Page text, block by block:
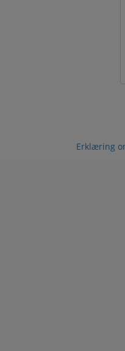
Erklæring